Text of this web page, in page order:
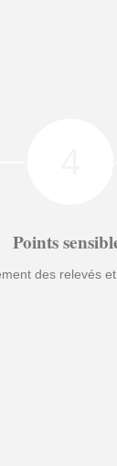
Points
des relevés